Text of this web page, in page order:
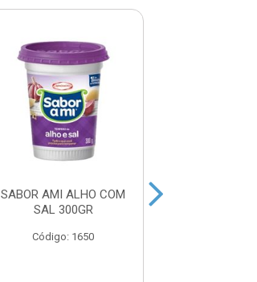
SABOR AMI ALHO COM
SAL 300GR
Código: 1650